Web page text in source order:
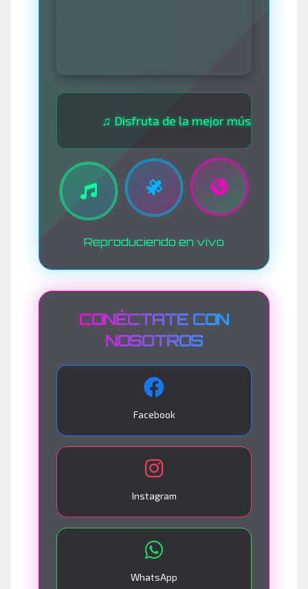
♫ Disfruta de la mejor música las 24 horas
Reproduciendo en vivo
CONÉCTATE CON
NOSOTROS
Facebook
Instagram
WhatsApp